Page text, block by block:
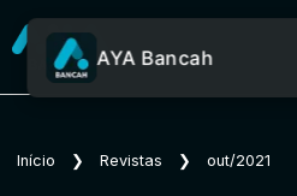
AYA Bancah
Início ❯ Revistas ❯ out/2021